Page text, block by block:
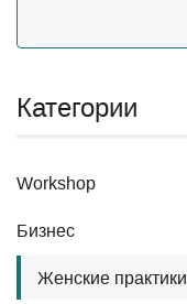
Категории
Workshop
Бизнес
Женские практики